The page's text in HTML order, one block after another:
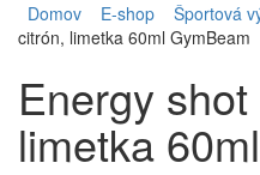
Domov
E-shop Športová
citrón, limetka 60ml GymBeam
Energy
limetka